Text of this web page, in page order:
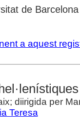
de Barcelona
a aquest
diirigida per
Teresa